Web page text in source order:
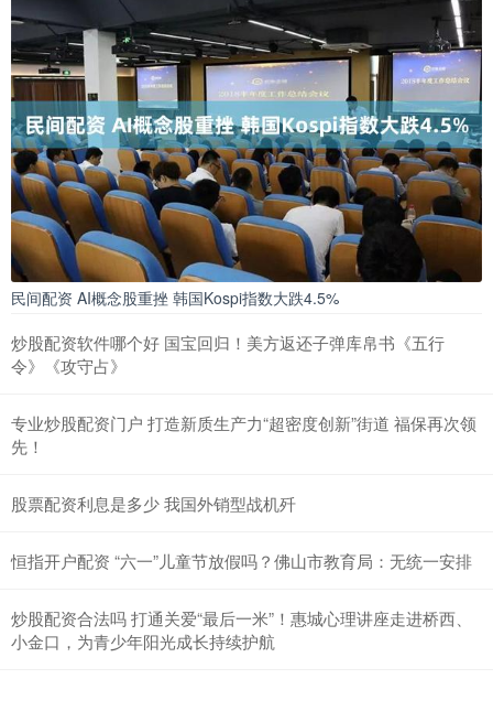
民间配资 AI概念股重挫 韩国Kospi指数大跌4.5%
炒股配资软件哪个好 国宝回归！美方返还子弹库帛书《五行
令》《攻守占》
专业炒股配资门户 ​打造新质生产力“超密度创新”街道 福保再次领
先！
股票配资利息是多少 我国外销型战机歼
恒指开户配资 “六一”儿童节放假吗？佛山市教育局：无统一安排
炒股配资合法吗 打通关爱“最后一米”！惠城心理讲座走进桥西、
小金口，为青少年阳光成长持续护航